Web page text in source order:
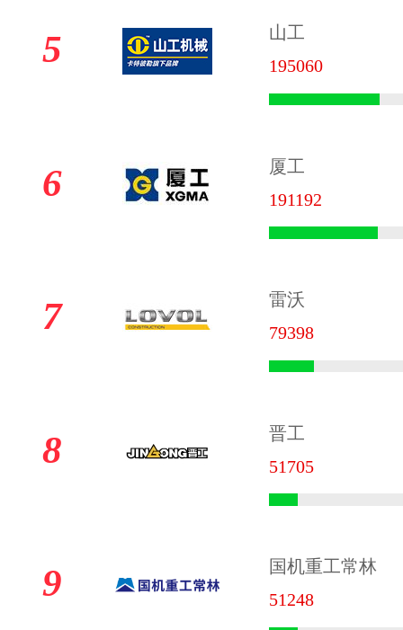
5
山工
195060
6
厦工
191192
7
雷沃
79398
8
晋工
51705
9
国机重工常林
51248